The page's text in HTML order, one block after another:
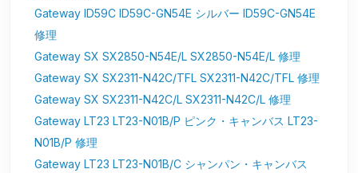
Gateway ID59C ID59C-GN54E シルバー ID59C-GN54E
修理
Gateway SX SX2850-N54E/L SX2850-N54E/L 修理
Gateway SX SX2311-N42C/TFL SX2311-N42C/TFL 修理
Gateway SX SX2311-N42C/L SX2311-N42C/L 修理
Gateway LT23 LT23-N01B/P ピンク・キャンバス LT23-
N01B/P 修理
Gateway LT23 LT23-N01B/C シャンパン・キャンバス